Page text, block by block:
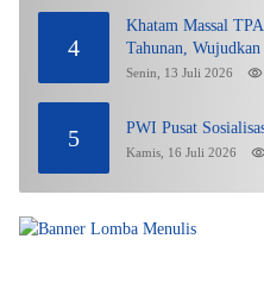
4
Khatam Massal
Tahunan,
Senin, 13 Juli 2026
5 PWI Pusat
Kamis, 16 Juli 2026